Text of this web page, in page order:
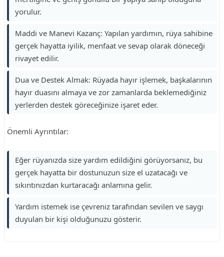
yorulur.
Maddi ve Manevi Kazanç: Yapılan yardımın, rüya sahibine
gerçek hayatta iyilik, menfaat ve sevap olarak döneceği
rivayet edilir.
Dua ve Destek Almak: Rüyada hayır işlemek, başkalarının
hayır duasını almaya ve zor zamanlarda beklemediğiniz
yerlerden destek göreceğinize işaret eder.
Önemli Ayrıntılar:
Eğer rüyanızda size yardım edildiğini görüyorsanız, bu
gerçek hayatta bir dostunuzun size el uzatacağı ve
sıkıntınızdan kurtaracağı anlamına gelir.
Yardım istemek ise çevreniz tarafından sevilen ve saygı
duyulan bir kişi olduğunuzu gösterir.